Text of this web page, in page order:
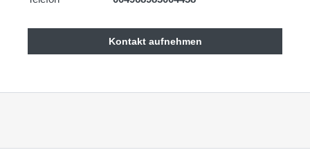
Kontakt aufnehmen